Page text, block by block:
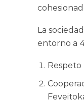
La
entorno a
Respeto